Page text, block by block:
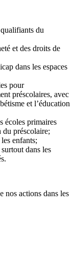
du
et des droits de
dans les espaces
pour
préscolaires, avec
et l’éducation
écoles primaires
préscolaire;
enfants;
dans les
nos actions dans les